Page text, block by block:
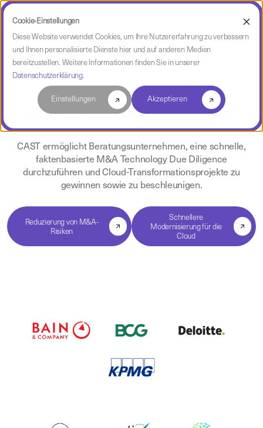
Cookie-Einstellungen
Diese Website verwendet Cookies, um Ihre Nutzererfahrung zu verbessern
und Ihnen personalisierte Dienste hier und auf anderen Medien
bereitzustellen. Weitere Informationen finden Sie in unserer
Datenschutzerklärung.
Einstellungen Akzeptieren
Partner
Unternehmensberatungen
CAST ermöglicht Beratungsunternehmen, eine schnelle,
faktenbasierte M&A Technology Due Diligence
durchzuführen und Cloud-Transformationsprojekte zu
gewinnen sowie zu beschleunigen.
Reduzierung von M&A-
Risiken
Schnellere
Modernisierung für die
Cloud